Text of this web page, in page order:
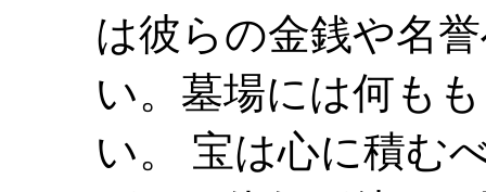
は彼らの金銭や名
い。墓場には何も
い。 宝は心に積む